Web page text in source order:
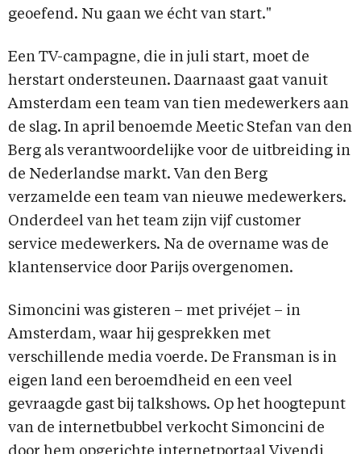
geoefend. Nu gaan we écht van start."
Een TV-campagne, die in juli start, moet de
herstart ondersteunen. Daarnaast gaat vanuit
Amsterdam een team van tien medewerkers aan
de slag. In april benoemde Meetic Stefan van den
Berg als verantwoordelijke voor de uitbreiding in
de Nederlandse markt. Van den Berg
verzamelde een team van nieuwe medewerkers.
Onderdeel van het team zijn vijf customer
service medewerkers. Na de overname was de
klantenservice door Parijs overgenomen.
Simoncini was gisteren – met privéjet – in
Amsterdam, waar hij gesprekken met
verschillende media voerde. De Fransman is in
eigen land een beroemdheid en een veel
gevraagde gast bij talkshows. Op het hoogtepunt
van de internetbubbel verkocht Simoncini de